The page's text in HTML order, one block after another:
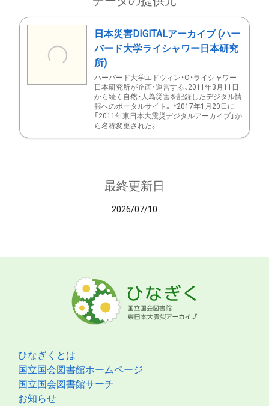
日本災害DIGITALアーカイブ (ハー
バード大学ライシャワー日本研究
所)
ハーバード大学エドウィン・O・ライシャワー
日本研究所が企画・運営する、2011年3月11日
から続く自然・人為災害を記録したデジタル情
報へのポータルサイト。 *2017年1月20日に
「2011年東日本大震災デジタルアーカイブ」か
ら名称変更された。
最終更新日
2026/07/10
ひなぎくとは
国立国会図書館ホームページ
国立国会図書館サーチ
お知らせ